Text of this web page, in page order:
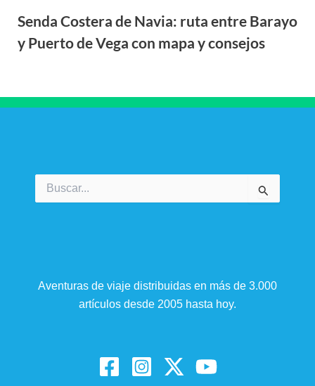
Senda Costera de Navia: ruta entre Barayo
y Puerto de Vega con mapa y consejos
por:
Aventuras de viaje distribuidas en más de 3.000
artículos desde 2005 hasta hoy.